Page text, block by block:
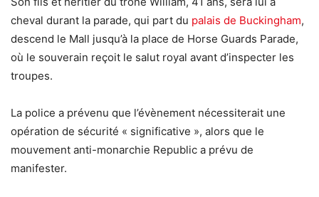
cheval durant la parade, qui part du palais de Buckingham,
descend le Mall jusqu’à la place de Horse Guards Parade,
où le souverain reçoit le salut royal avant d’inspecter les
troupes.
La police a prévenu que l’évènement nécessiterait une
opération de sécurité « significative », alors que le
mouvement anti-monarchie Republic a prévu de
manifester.